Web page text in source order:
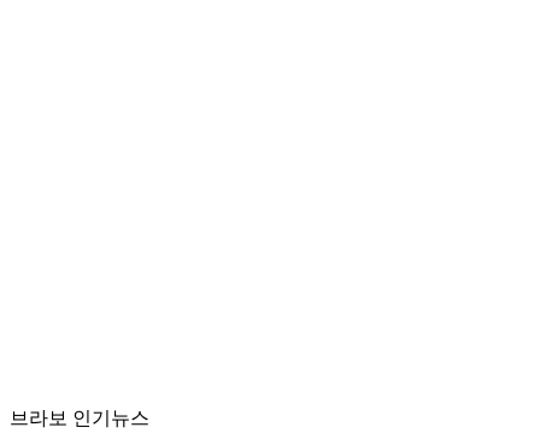
브라보 인기뉴스